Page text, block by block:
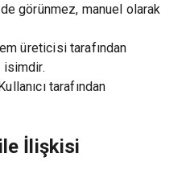
görünmez, manuel olarak
üreticisi tarafından
isimdir.
Kullanıcı tarafından
İlişkisi